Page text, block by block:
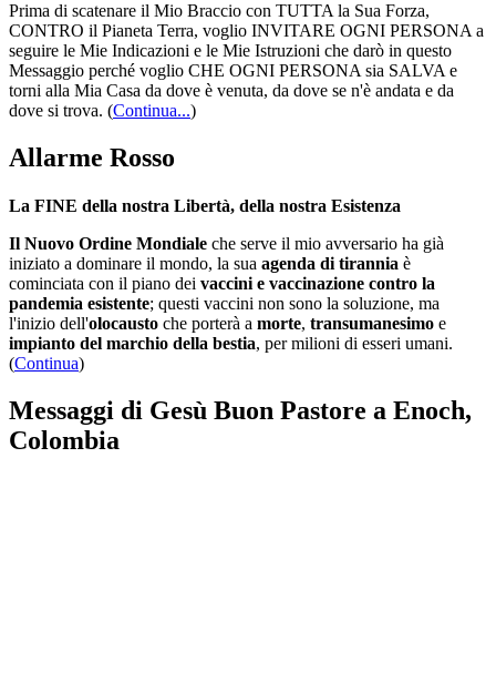
Prima di scatenare il Mio Braccio con TUTTA la Sua Forza,
CONTRO il Pianeta Terra, voglio INVITARE OGNI PERSONA a
seguire le Mie Indicazioni e le Mie Istruzioni che darò in questo
Messaggio perché voglio CHE OGNI PERSONA sia SALVA e
torni alla Mia Casa da dove è venuta, da dove se n'è andata e da
dove si trova. (Continua...)
Allarme Rosso
La FINE della nostra Libertà, della nostra Esistenza
Il Nuovo Ordine Mondiale che serve il mio avversario ha già
iniziato a dominare il mondo, la sua agenda di tirannia è
cominciata con il piano dei vaccini e vaccinazione contro la
pandemia esistente; questi vaccini non sono la soluzione, ma
l'inizio dell'olocausto che porterà a morte, transumanesimo e
impianto del marchio della bestia, per milioni di esseri umani.
(Continua)
Messaggi di Gesù Buon Pastore a Enoch,
Colombia